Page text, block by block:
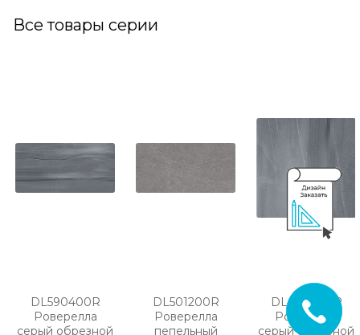
Все товары серии
DL590400R
Роверелла
серый обрезной
DL501200R
Роверелла
пепельный
DL600400R
Роверелла
серый обрезной